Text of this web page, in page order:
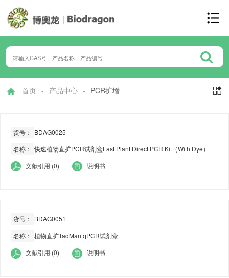
首页 - 产品中心 - PCR扩增 
货号：
BDAG0025
名称： 快速植物直扩PCR试剂盒Fast Plant Direct PCR Kit（With Dye）
文献引用 (0)
说明书
货号：
BDAG0051
名称： 植物直扩TaqMan qPCR试剂盒
文献引用 (0)
说明书